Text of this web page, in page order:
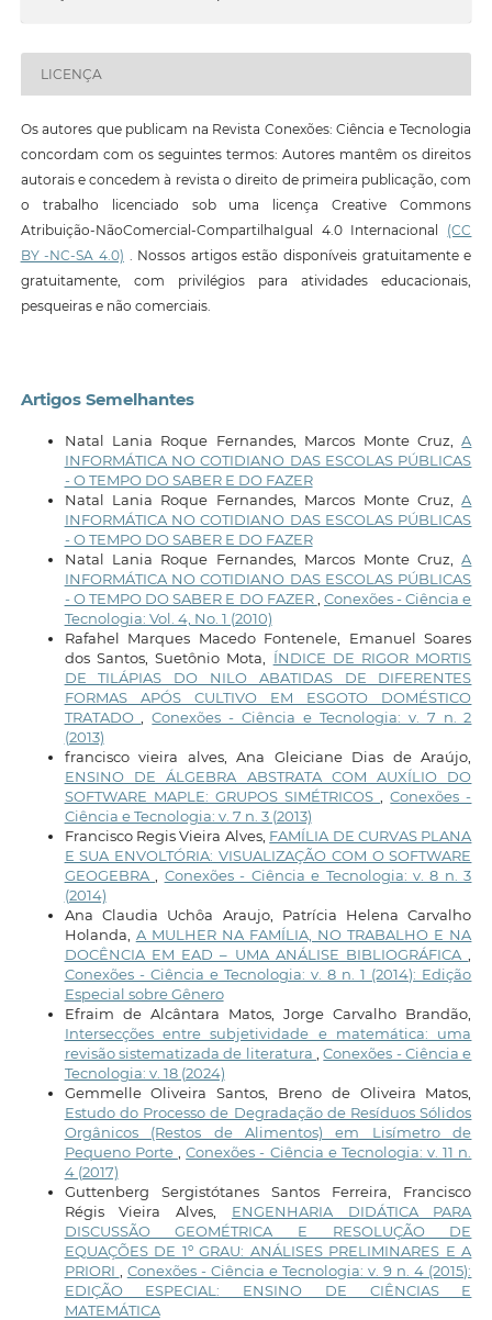
LICENÇA
Os autores que publicam na Revista Conexões: Ciência e Tecnologia
concordam com os seguintes termos: Autores mantêm os direitos
autorais e concedem à revista o direito de primeira publicação, com
o trabalho licenciado sob uma licença Creative Commons
Atribuição-NãoComercial-CompartilhaIgual 4.0 Internacional (CC
BY -NC-SA 4.0) . Nossos artigos estão disponíveis gratuitamente e
gratuitamente, com privilégios para atividades educacionais,
pesqueiras e não comerciais.
Artigos Semelhantes
Natal Lania Roque Fernandes, Marcos Monte Cruz,A
INFORMÁTICA NO COTIDIANO DAS ESCOLAS PÚBLICAS
- O TEMPO DO SABER E DO FAZER
Natal Lania Roque Fernandes, Marcos Monte Cruz,A
INFORMÁTICA NO COTIDIANO DAS ESCOLAS PÚBLICAS
- O TEMPO DO SABER E DO FAZER
Natal Lania Roque Fernandes, Marcos Monte Cruz,A
INFORMÁTICA NO COTIDIANO DAS ESCOLAS PÚBLICAS
- O TEMPO DO SABER E DO FAZER Conexões - Ciência e
Tecnologia: Vol. 4, No. 1 (2010)
Rafahel Marques Macedo Fontenele, Emanuel Soares
dos Santos, Suetônio Mota, ÍNDICE DE RIGOR MORTIS
DE TILÁPIAS DO NILO ABATIDAS DE DIFERENTES
FORMAS APÓS CULTIVO EM ESGOTO DOMÉSTICO
TRATADO
,Conexões - Ciência e Tecnologia: v. 7 n. 2
(2013)
francisco vieira alves, Ana Gleiciane Dias de Araújo,
ENSINO DE ÁLGEBRA ABSTRATA COM AUXÍLIO DO
SOFTWARE MAPLE: GRUPOS SIMÉTRICOS
,Conexões -
Ciência e Tecnologia: v. 7 n. 3 (2013)
Francisco Regis Vieira Alves, FAMÍLIA DE CURVAS PLANA
E SUA ENVOLTÓRIA: VISUALIZAÇÃO COM O SOFTWARE
GEOGEBRA
Conexões - Ciência e Tecnologia: v. 8 n. 3
(2014)
Ana Claudia Uchôa Araujo, Patrícia Helena Carvalho
Holanda, A MULHER NA FAMÍLIA, NO TRABALHO E NA
DOCÊNCIA EM EAD – UMA ANÁLISE BIBLIOGRÁFICA
Conexões - Ciência e Tecnologia: v. 8 n. 1 (2014): Edição
Especial sobre Gênero
Efraim de Alcântara Matos, Jorge Carvalho Brandão,
Intersecções entre subjetividade e matemática: uma
revisão sistematizada de literatura
,Conexões - Ciência e
Tecnologia: v. 18 (2024)
Gemmelle Oliveira Santos, Breno de Oliveira Matos,
Estudo do Processo de Degradação de Resíduos Sólidos
Orgânicos (Restos de Alimentos) em Lisímetro de
Pequeno Porte
,Conexões - Ciência e Tecnologia: v. 11 n.
4 (2017)
Guttenberg Sergistótanes Santos Ferreira, Francisco
Régis Vieira Alves, ENGENHARIA DIDÁTICA PARA
DISCUSSÃO GEOMÉTRICA E RESOLUÇÃO DE
EQUAÇÕES DE 1º GRAU: ANÁLISES PRELIMINARES E A
PRIORI
Conexões - Ciência e Tecnologia: v. 9 n. 4 (2015):
EDIÇÃO ESPECIAL: ENSINO DE CIÊNCIAS E
MATEMÁTICA